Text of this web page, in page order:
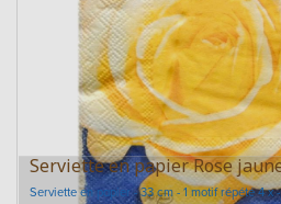
Serviette en papier Rose
Serviette en papier - 33 cm - 1 motif répété 4 x